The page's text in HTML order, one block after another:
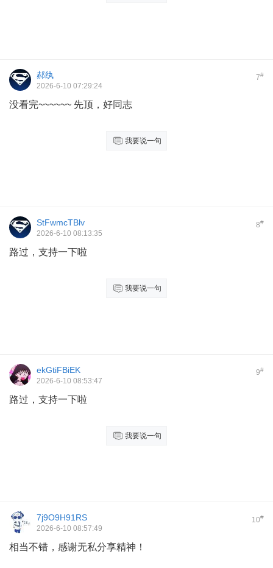
7#
郝纨
2026-6-10 07:29:24
没看完~~~~~~ 先顶，好同志
我要说一句
8#
StFwmcTBlv
2026-6-10 08:13:35
路过，支持一下啦
我要说一句
9#
ekGtiFBiEK
2026-6-10 08:53:47
路过，支持一下啦
我要说一句
10#
7j9O9H91RS
2026-6-10 08:57:49
相当不错，感谢无私分享精神！